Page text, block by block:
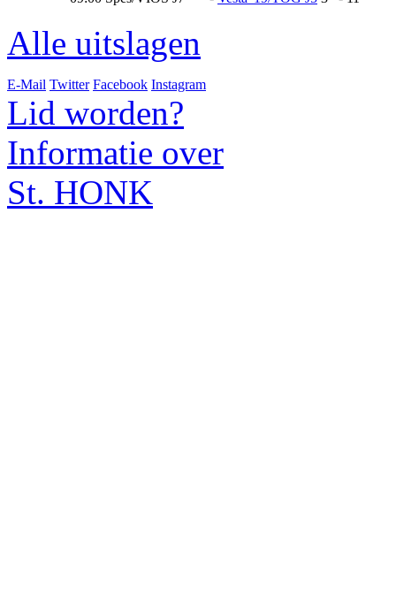
Alle uitslagen
E-Mail Twitter Facebook Instagram
Lid worden?
Informatie over
St. HONK